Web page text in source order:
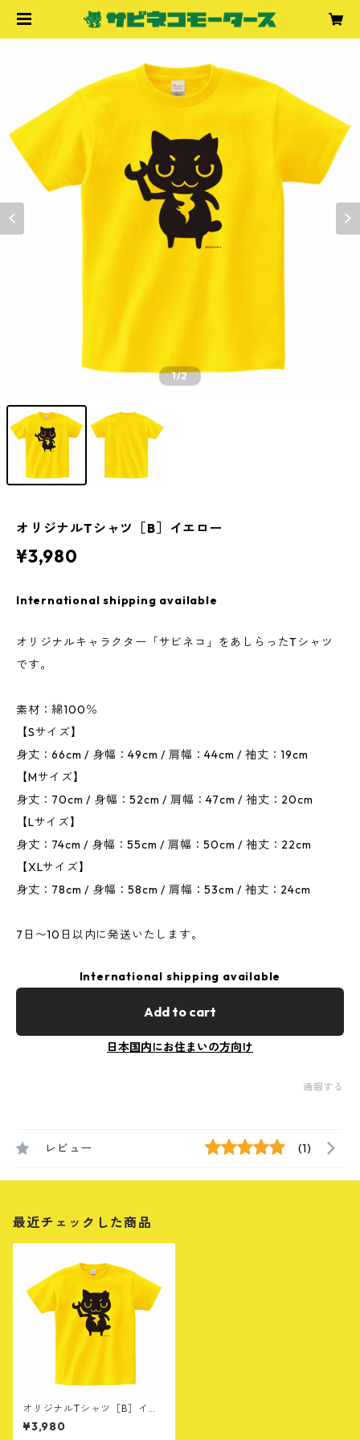
1/2
オリジナルTシャツ［B］イエロー
¥3,980
International shipping available
オリジナルキャラクター「サビネコ」をあしらったTシャツ
です。
素材：綿100％
【Sサイズ】
身丈：66cm / 身幅：49cm / 肩幅：44cm / 袖丈：19cm
【Mサイズ】
身丈：70cm / 身幅：52cm / 肩幅：47cm / 袖丈：20cm
【Lサイズ】
身丈：74cm / 身幅：55cm / 肩幅：50cm / 袖丈：22cm
【XLサイズ】
身丈：78cm / 身幅：58cm / 肩幅：53cm / 袖丈：24cm
7日〜10日以内に発送いたします。
International shipping available
Add to cart
日本国内にお住まいの方向け
通報する
レビュー (1)
最近チェックした商品
オリジナルTシャツ［B］イエ
ロー
¥3,980